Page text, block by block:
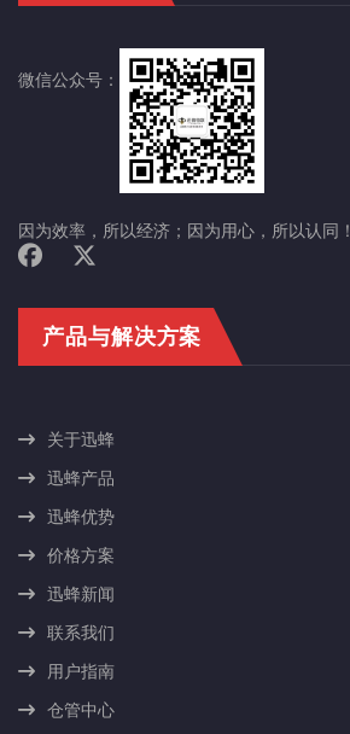
微信公众号：
因为效率，所以经济；因为用心，所以认同！
产品与解决方案
关于迅蜂
迅蜂产品
迅蜂优势
价格方案
迅蜂新闻
联系我们
用户指南
仓管中心